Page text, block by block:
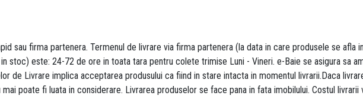
sau firma partenera. Termenul de livrare via firma partenera (la data in care produsele se
stoc) este: 24-72 de ore in toata tara pentru colete trimise Luni - Vineri. e-Baie se asigura sa
de Livrare implica acceptarea produsului ca fiind in stare intacta in momentul livrarii.Daca
poate fi luata in considerare. Livrarea produselor se face pana in fata imobilului. Costul